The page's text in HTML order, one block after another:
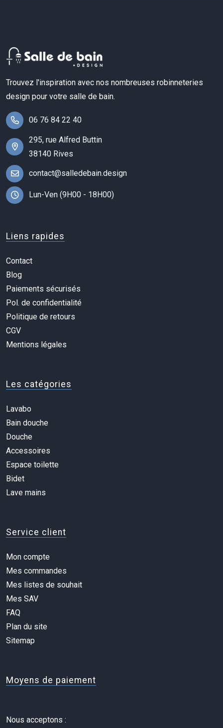
Trouvez l'inspiration avec nos nombreuses robinneteries
design pour votre salle de bain.
06 76 84 22 40
295, rue Alfred Buttin
38140 Rives
contact@salledebain.design
Lun-Ven (9H00 - 18H00)
Liens rapides
Contact
Blog
Paiements sécurisés
Pol. de confidentialité
Politique de retours
CGV
Mentions légales
Les catégories
Lavabo
Bain douche
Douche
Accessoires
Espace toilette
Bidet
Lave mains
Service client
Mon compte
Mes commandes
Mes listes de souhait
Mes SAV
FAQ
Plan du site
Sitemap
Moyens de paiement
Nous acceptons :